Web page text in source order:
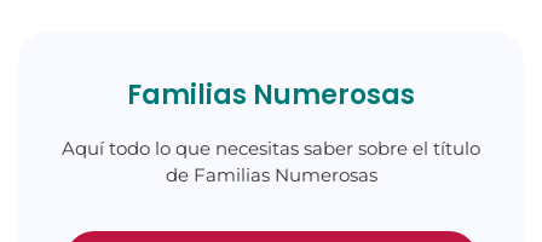
Familias Numerosas
Aquí todo lo que necesitas saber sobre el título
de Familias Numerosas